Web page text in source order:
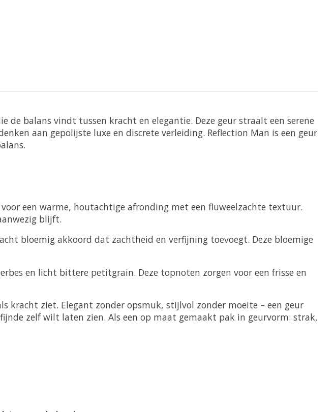
de balans vindt tussen kracht en elegantie. Deze geur straalt een serene
aan gepolijste luxe en discrete verleiding. Reflection Man is een geur
een warme, houtachtige afronding met een fluweelzachte textuur.
blijft.
bloemig akkoord dat zachtheid en verfijning toevoegt. Deze bloemige
en licht bittere petitgrain. Deze topnoten zorgen voor een frisse en
kracht ziet. Elegant zonder opsmuk, stijlvol zonder moeite – een geur
zelf wilt laten zien. Als een op maat gemaakt pak in geurvorm: strak,